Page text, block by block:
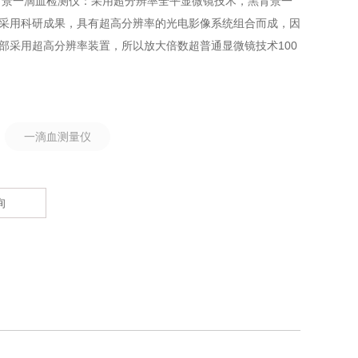
用科研成果，具有超高分辨率的光电影像系统组合而成，因
采用超高分辨率装置，所以放大倍数超普通显微镜技术100
一滴血测量仪